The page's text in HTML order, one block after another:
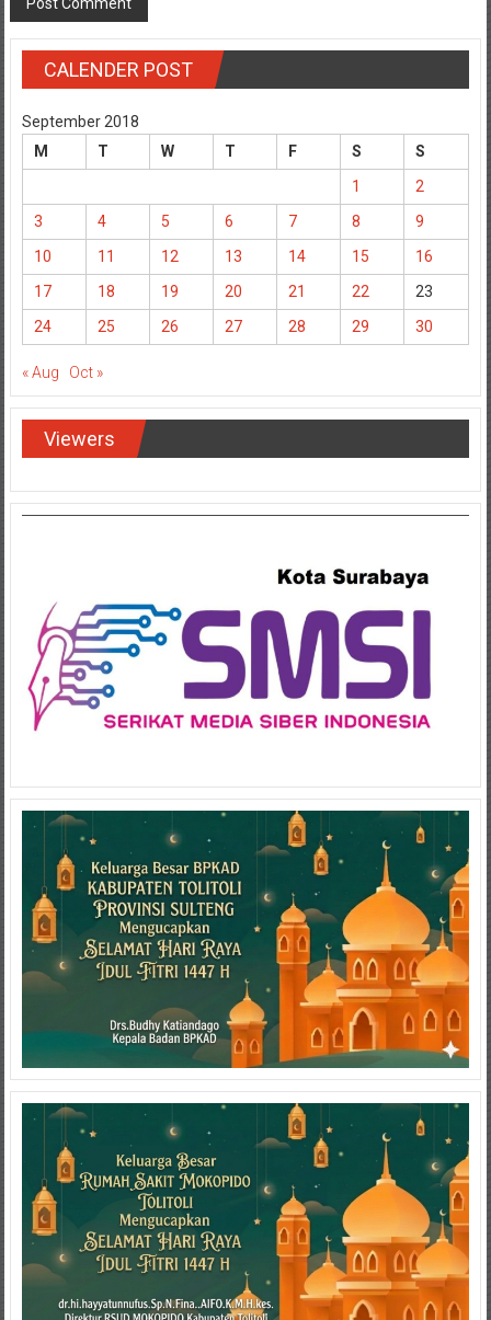
CALENDER POST
September 2018
M
T W T F S
S
1
2
3
4 5 6 7 8
9
10
11 12 13 14 15
16
17
18 19 20 21 22
23
24
25 26 27 28 29 30
« Aug Oct »
Viewers